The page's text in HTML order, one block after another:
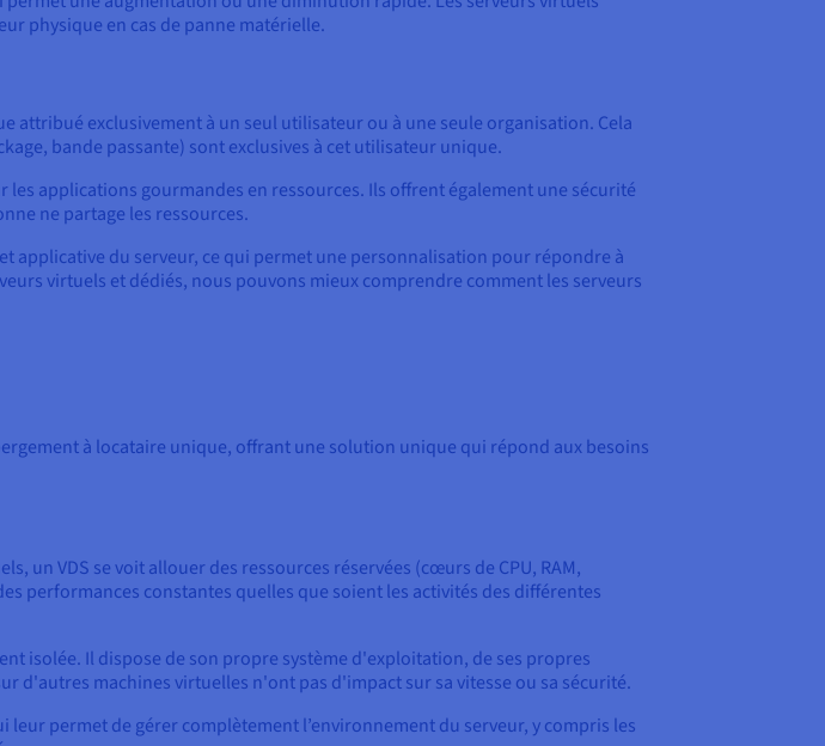
physique en cas de panne matérielle.
attribué exclusivement à un seul utilisateur ou à une seule organisation. Cela
bande passante) sont exclusives à cet utilisateur unique.
applications gourmandes en ressources. Ils offrent également une sécurité
ne partage les ressources.
du serveur, ce qui permet une personnalisation pour répondre à
virtuels et dédiés, nous pouvons mieux comprendre comment les serveurs
à locataire unique, offrant une solution unique qui répond aux besoins
un VDS se voit allouer des ressources réservées (cœurs de CPU, RAM,
performances constantes quelles que soient les activités des différentes
isolée. Il dispose de son propre système d'exploitation, de ses propres
d'autres machines virtuelles n'ont pas d'impact sur sa vitesse ou sa sécurité.
permet de gérer complètement l’environnement du serveur, y compris les